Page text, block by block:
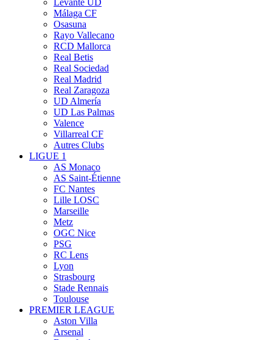
Levante UD
Málaga CF
Osasuna
Rayo Vallecano
RCD Mallorca
Real Betis
Real Sociedad
Real Madrid
Real Zaragoza
UD Almería
UD Las Palmas
Valence
Villarreal CF
Autres Clubs
LIGUE 1
AS Monaco
AS Saint-Étienne
FC Nantes
Lille LOSC
Marseille
Metz
OGC Nice
PSG
RC Lens
Lyon
Strasbourg
Stade Rennais
Toulouse
PREMIER LEAGUE
Aston Villa
Arsenal